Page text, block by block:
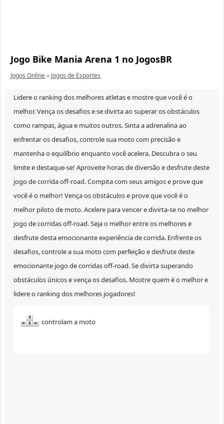
Jogo Bike Mania Arena 1 no JogosBR
Jogos Online» Jogos de Esportes
Lidere o ranking dos melhores atletas e mostre que você é o
melhor. Vença os desafios e se divirta ao superar os obstáculos
como rampas, água e muitos outros. Sinta a adrenalina ao
enfrentar os desafios, controle sua moto com precisão e
mantenha o equilíbrio enquanto você acelera. Descubra o seu
limite e destaque-se! Aproveite horas de diversão e desfrute deste
jogo de corrida off-road. Compita com seus amigos e prove que
você é o melhor! Vença os obstáculos e prove que você é o
melhor piloto de moto. Acelere para vencer e divirta-se no melhor
jogo de corridas off-road. Seja o melhor entre os melhores e
desfrute desta emocionante experiência de corrida. Enfrente os
desafios, controle a sua moto com perfeição e desfrute deste
emocionante jogo de corridas off-road. Se divirta superando
obstáculos únicos e vença os desafios. Mostre quem é o melhor e
lidere o ranking dos melhores jogadores!
controlam a moto